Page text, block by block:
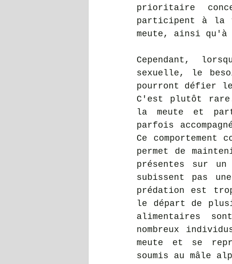
prioritaire
participent à la
meute, ainsi qu'à
Cependant,
sexuelle, le
pourront défier le
C'est plutôt
la meute et
parfois
Ce
permet de
présentes sur
subissent pas
prédation est
le départ de
alimentaires
nombreux
meute et se
soumis au mâle